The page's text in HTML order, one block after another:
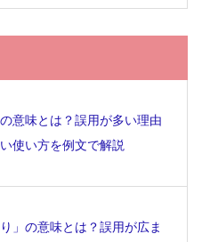
意味とは？誤用が多い理由
使い方を例文で解説
り」の意味とは？誤用が広ま